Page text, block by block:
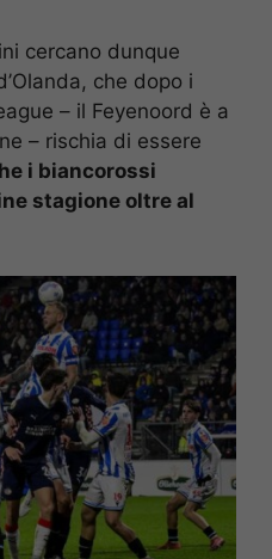
cercano dunque
che dopo i
– il Feyenoord è a
– rischia di essere
i biancorossi
stagione oltre al